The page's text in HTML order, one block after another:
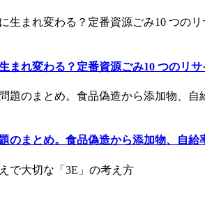
まれ変わる？定番資源ごみ10 つのリ
のまとめ。食品偽造から添加物、自給